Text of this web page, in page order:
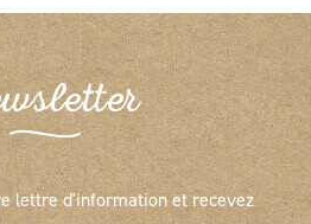
lettre d'information et recevez